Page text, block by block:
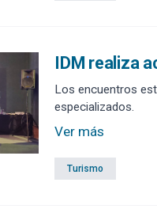
IDM realiza
Los encuentros
especializados.
Ver más
Turismo